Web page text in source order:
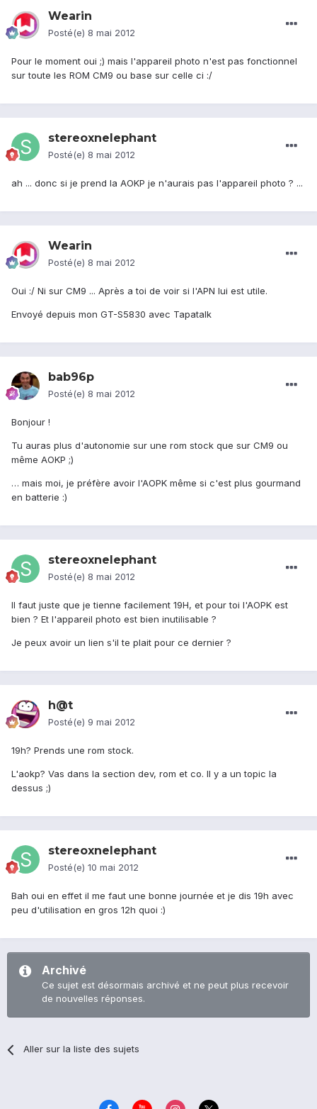
Wearin
Posté(e) 8 mai 2012
Pour le moment oui ;) mais l'appareil photo n'est pas fonctionnel
sur toute les ROM CM9 ou base sur celle ci :/
stereoxnelephant
Posté(e) 8 mai 2012
ah ... donc si je prend la AOKP je n'aurais pas l'appareil photo ? ...
Wearin
Posté(e) 8 mai 2012
Oui :/ Ni sur CM9 ... Après a toi de voir si l'APN lui est utile.
Envoyé depuis mon GT-S5830 avec Tapatalk
bab96p
Posté(e) 8 mai 2012
Bonjour !
Tu auras plus d'autonomie sur une rom stock que sur CM9 ou
même AOKP ;)
… mais moi, je préfère avoir l'AOPK même si c'est plus gourmand
en batterie :)
stereoxnelephant
Posté(e) 8 mai 2012
Il faut juste que je tienne facilement 19H, et pour toi l'AOPK est
bien ? Et l'appareil photo est bien inutilisable ?
Je peux avoir un lien s'il te plait pour ce dernier ?
h@t
Posté(e) 9 mai 2012
19h? Prends une rom stock.
L'aokp? Vas dans la section dev, rom et co. Il y a un topic la
dessus ;)
stereoxnelephant
Posté(e) 10 mai 2012
Bah oui en effet il me faut une bonne journée et je dis 19h avec
peu d'utilisation en gros 12h quoi :)
Archivé
Ce sujet est désormais archivé et ne peut plus recevoir
de nouvelles réponses.
Aller sur la liste des sujets